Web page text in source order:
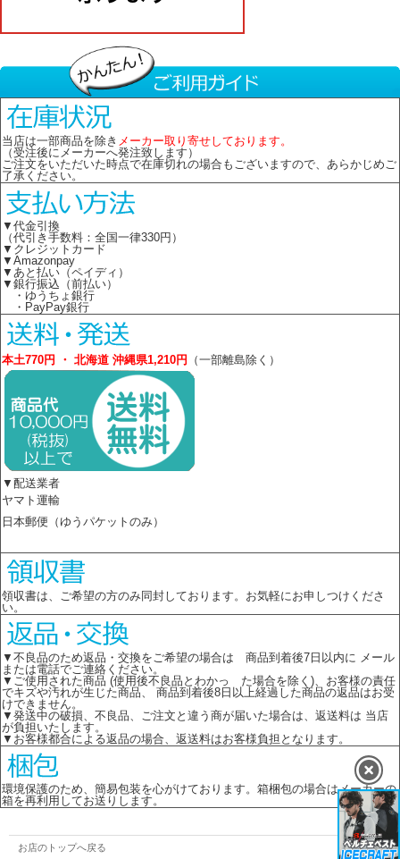
当店は一部商品を除き メーカー取り寄せしております。
（受注後にメーカーへ発注致します）
ご注文をいただいた時点で在庫切れの場合もございますので、あらかじめご
了承ください。
▼代金引換
（代引き手数料：全国一律330円）
▼クレジットカード
▼Amazonpay
▼あと払い（ペイディ）
▼銀行振込（前払い）
・ゆうちょ銀行
・PayPay銀行
本土770円 ・ 北海道 沖縄県1,210円 （一部離島除く）
▼配送業者
ヤマト運輸
日本郵便（ゆうパケットのみ）
領収書は、ご希望の方のみ同封しております。お気軽にお申しつけくださ
い。
▼不良品のため返品・交換をご希望の場合は 商品到着後7日以内に メール
または電話でご連絡ください。
▼ご使用された商品 (使用後不良品とわかっ た場合を除く)、お客様の責任
でキズや汚れが生じた商品、 商品到着後8日以上経過した商品の返品はお受
けできません。
▼発送中の破損、不良品、ご注文と違う商が届いた場合は、返送料は 当店
が負担いたします。
▼お客様都合による返品の場合、返送料はお客様負担となります。
環境保護のため、簡易包装を心がけております。箱梱包の場合はメーカーの
箱を再利用してお送りします。
お店のトップへ戻る